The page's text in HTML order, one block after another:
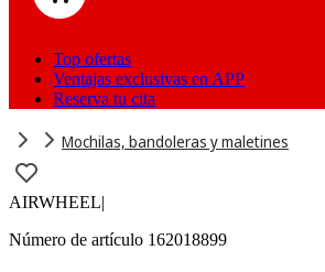
Top ofertas
Ventajas exclusivas en APP
Reserva tu cita
Mochilas, bandoleras y maletines
AIRWHEEL|
Número de artículo 162018899